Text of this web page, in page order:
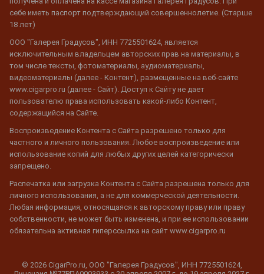
себе иметь паспорт подтверждающий совершеннолетие. (Старше
18 лет)
ООО "Галерея Градусов", ИНН 7725501624, является
исключительным владельцем авторских прав на материалы, в
том числе тексты, фотоматериалы, аудиоматериалы,
видеоматериалы (далее - Контент), размещенные на веб-сайте
www.cigarpro.ru (далее - Сайт). Доступ к Сайту не дает
пользователю права использовать какой-либо Контент,
содержащийся на Сайте.
Воспроизведение Контента с Сайта разрешено только для
частного и личного пользования. Любое воспроизведение или
использование копий для любых других целей категорически
запрещено.
Распечатка или загрузка Контента с Сайта разрешена только для
личного использования, а не для коммерческой деятельности.
Любая информация, относящаяся к авторскому праву или праву
собственности, не может быть изменена, и при ее использовании
обязательна активная гиперссылка на сайт www.cigarpro.ru
© 2026 CigarPro.ru, ООО "Галерея Градусов", ИНН 7725501624,